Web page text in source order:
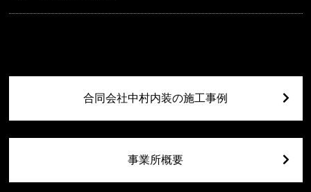
合同会社中村内装の施工事例
事業所概要